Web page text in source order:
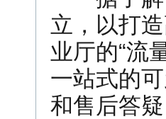
立，以打
业厅的“流
一站式的
和售后答